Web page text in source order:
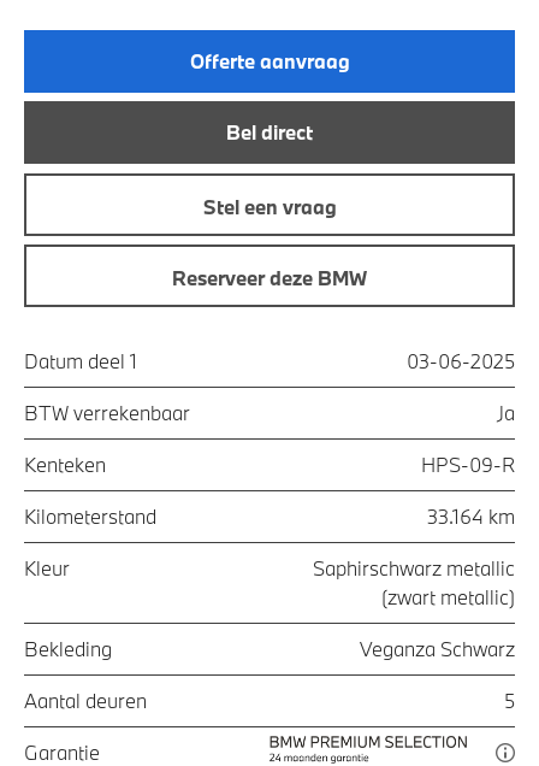
Offerte aanvraag
Bel direct
Stel een vraag
Reserveer deze BMW
Datum deel 1 03-06-2025
BTW verrekenbaar Ja
Kenteken HPS-09-R
Kilometerstand 33.164 km
Kleur
Saphirschwarz metallic
(zwart metallic)
Bekleding Veganza Schwarz
Aantal deuren 5
Garantie